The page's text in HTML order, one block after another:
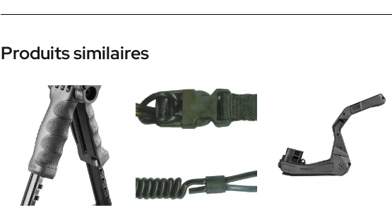
Produits similaires